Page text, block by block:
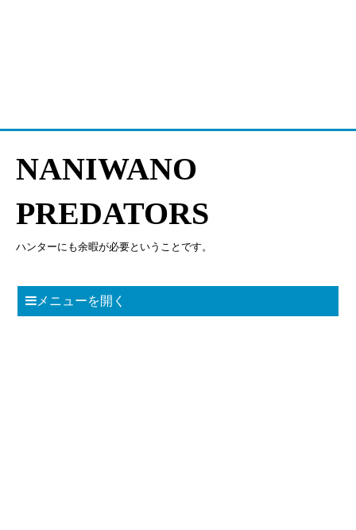
NANIWANO
PREDATORS
ハンターにも余暇が必要ということです。
メニューを開く